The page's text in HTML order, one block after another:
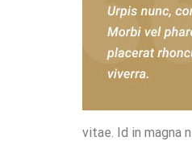
vitae. Id in magna